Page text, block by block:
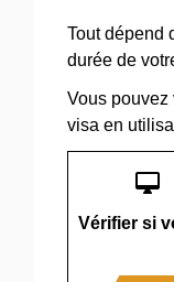
Tout dépend
durée de
Vous pouvez
visa en
desktop_mac
Vérifier si